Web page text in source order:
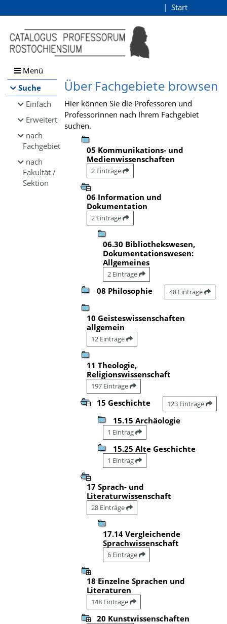
Browsen
direkt zum Inhalt
Start
Menü
Suche
Einfach
Erweitert
nach
Fachgebiet
nach
Fakultät /
Sektion
Über Fachgebiete browsen
Hier können Sie die Professoren und
Professorinnen nach Ihrem Fachgebiet
suchen.
05 Kommunikations- und
Medienwissenschaften
2 Einträge
06 Information und
Dokumentation
2 Einträge
06.30 Bibliothekswesen,
Dokumentationswesen:
Allgemeines
2 Einträge
08 Philosophie 48 Einträge
10 Geisteswissenschaften
allgemein
12 Einträge
11 Theologie,
Religionswissenschaft
197 Einträge
15 Geschichte 123 Einträge
15.15 Archäologie
1 Eintrag
15.25 Alte Geschichte
1 Eintrag
17 Sprach- und
Literaturwissenschaft
28 Einträge
17.14 Vergleichende
Sprachwissenschaft
6 Einträge
18 Einzelne Sprachen und
Literaturen
148 Einträge
20 Kunstwissenschaften